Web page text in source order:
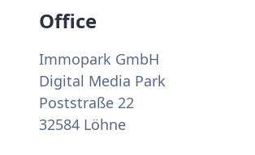
Office
Immopark GmbH
Digital Media Park
Poststraße 22
32584 Löhne